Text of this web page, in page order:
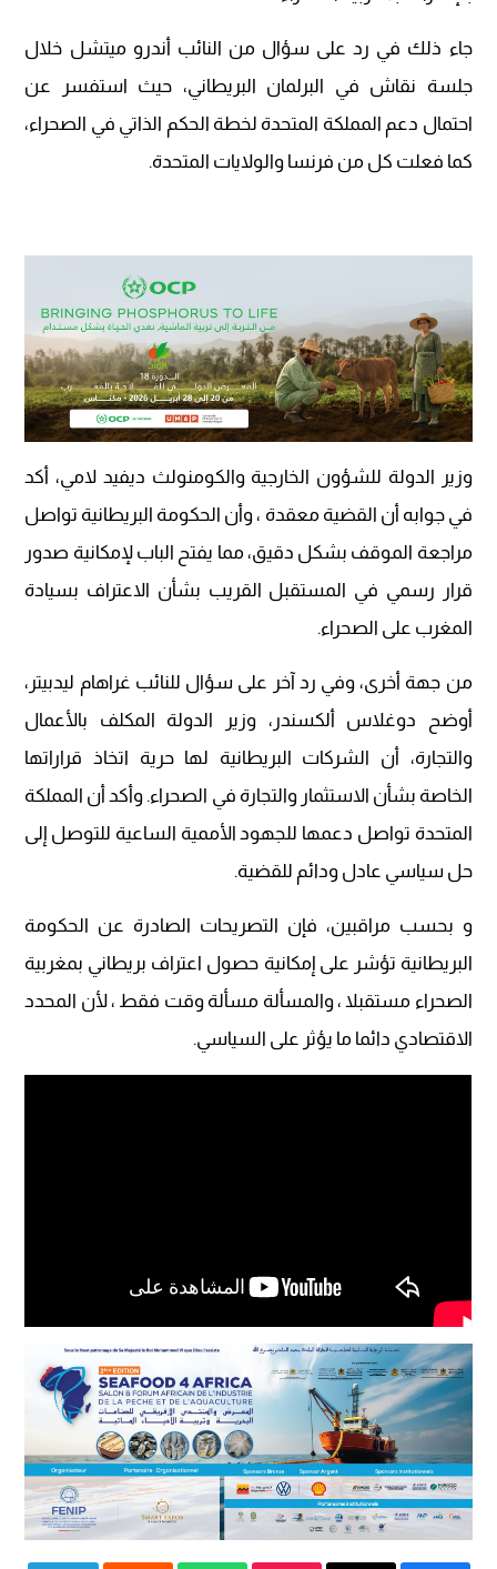
جاء ذلك في رد على سؤال من النائب أندرو ميتشل خلال
جلسة نقاش في البرلمان البريطاني، حيث استفسر عن
احتمال دعم المملكة المتحدة لخطة الحكم الذاتي في الصحراء،
كما فعلت كل من فرنسا والولايات المتحدة.
وزير الدولة للشؤون الخارجية والكومنولث ديفيد لامي، أكد
في جوابه أن القضية معقدة ، وأن الحكومة البريطانية تواصل
مراجعة الموقف بشكل دقيق، مما يفتح الباب لإمكانية صدور
قرار رسمي في المستقبل القريب بشأن الاعتراف بسيادة
المغرب على الصحراء.
من جهة أخرى، وفي رد آخر على سؤال للنائب غراهام ليدبيتر،
أوضح دوغلاس ألكسندر، وزير الدولة المكلف بالأعمال
والتجارة، أن الشركات البريطانية لها حرية اتخاذ قراراتها
الخاصة بشأن الاستثمار والتجارة في الصحراء. وأكد أن المملكة
المتحدة تواصل دعمها للجهود الأممية الساعية للتوصل إلى
حل سياسي عادل ودائم للقضية.
و بحسب مراقبين، فإن التصريحات الصادرة عن الحكومة
البريطانية تؤشر على إمكانية حصول اعتراف بريطاني بمغربية
الصحراء مستقبلا ، والمسألة مسألة وقت فقط ، لأن المحدد
الاقتصادي دائما ما يؤثر على السياسي.